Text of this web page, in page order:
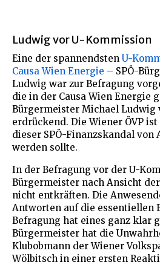
Ludwig vor U-Kommission
Eine der spannendsten U-
Causa Wien Energie – SPÖ-
Ludwig war zur Befragung
die in der Causa Wien Energie
Bürgermeister Michael Ludwig
erdrückend. Die Wiener ÖVP
dieser SPÖ-Finanzskandal von
werden sollte.
In der Befragung vor der U-
Bürgermeister nach Ansicht
nicht entkräften. Die
Antworten auf die essentiellen
Befragung hat eines ganz klar
Bürgermeister hat die
Klubobmann der Wiener
Wölbitsch in einer ersten